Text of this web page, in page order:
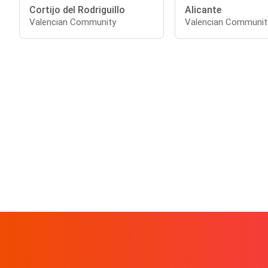
Cortijo del Rodriguillo
Valencian Community
Alicante
Valencian